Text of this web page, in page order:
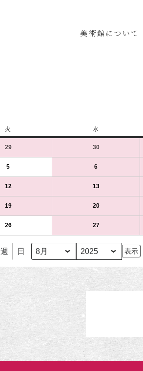
美術館について
火
曜
日
水
曜
日
292025
年
月
(1
件
イ
302025
年
月
(1
件
イ
5
年
8
月
5
（火）
件
の
イ
ベ
ト)
6
年
8
月
6
（水）
件
の
イ
ベ
ト)
122025
年
8
月
（火）
(1
件
の
イ
ト)
132025
年
8
月
13
（水）
(1
件
の
イ
ベ
ト)
192025
年
8
月
19
（火）
(1
件
の
イ
ベ
ト)
202025
年
8
月
20
（水）
(1
件
の
イ
ベ
ト)
262025
年
8
日
（火）
(1
件
の
ン
272025
年
8
（水）
(1
件
の
ト)
週 日
月
年